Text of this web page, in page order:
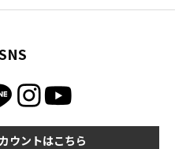
ウントはこちら